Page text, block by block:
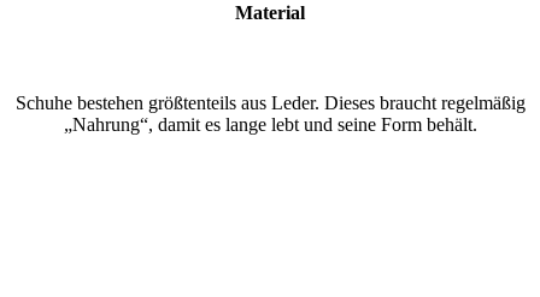
Material
Schuhe bestehen größtenteils aus Leder. Dieses braucht regelmäßig
„Nahrung“, damit es lange lebt und seine Form behält.